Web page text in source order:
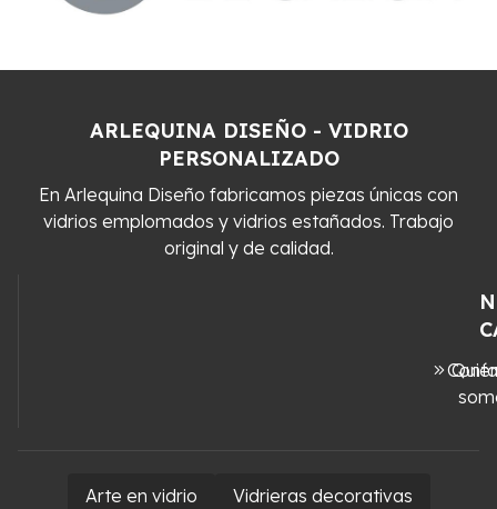
ARLEQUINA DISEÑO - VIDRIO
PERSONALIZADO
En Arlequina Diseño fabricamos piezas únicas con
vidrios emplomados y vidrios estañados. Trabajo
original y de calidad.
Arte en vidrio Vidrieras decorativas